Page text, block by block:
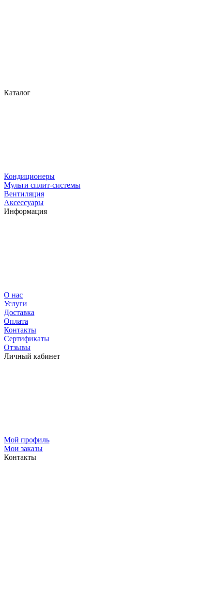
Каталог
Кондиционеры
Мульти сплит-системы
Вентиляция
Аксессуары
Информация
О нас
Услуги
Доставка
Оплата
Контакты
Сертификаты
Отзывы
Личный кабинет
Мой профиль
Мои заказы
Контакты